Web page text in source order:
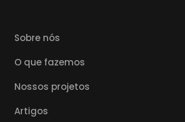
Sobre nós
O que fazemos
Nossos projetos
Artigos